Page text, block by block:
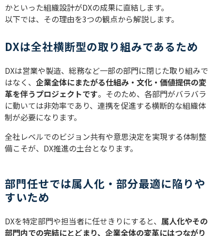
かといった組織設計がDXの成果に直結します。
以下では、その理由を3つの観点から解説します。
DXは全社横断型の取り組みであるため
DXは営業や製造、総務など一部の部門に閉じた取り組みで
はなく、 企業全体にまたがる仕組み・文化・価値提供の変
革を伴うプロジェクトです。そのため、各部門がバラバラ
に動いては非効率であり、連携を促進する横断的な組織体
制が必要になります。
全社レベルでのビジョン共有や意思決定を実現する体制整
備こそが、DX推進の土台となります。
部門任せでは属人化・部分最適に陥りや
すいため
DXを特定部門や担当者に任せきりにすると、 属人化やその
部門内での完結にとどまり、企業全体の変革にはつながり